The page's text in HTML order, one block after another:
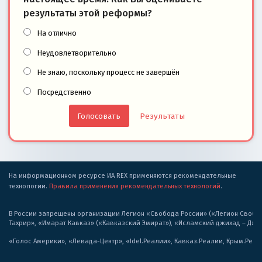
результаты этой реформы?
На отлично
Неудовлетворительно
Не знаю, поскольку процесс не завершён
Посредственно
Результаты
На информационном ресурсе ИА REX применяются рекомендательные
технологии. Правила применения рекомендательных технологий.
В России запрещены организации Легион «Свобода России» («Легион
Тахрир», «Имарат Кавказ» («Кавказский Эмират»), «Исламский джихад –
«Голос Америки», «Левада-Центр», «Idel.Реалии», Кавказ.Реалии,